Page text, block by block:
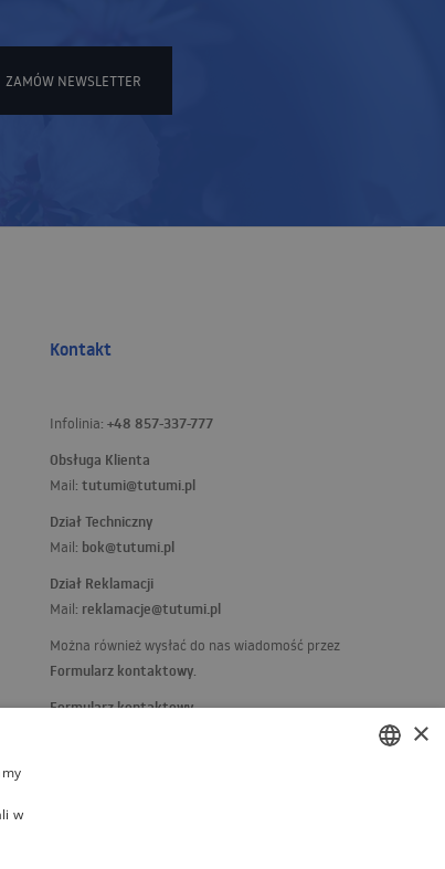
ZAMÓW NEWSLETTER
Kontakt
Infolinia: +48 857-337-777
Obsługa Klienta
Mail: tutumi@tutumi.pl
Dział Techniczny
Mail: bok@tutumi.pl
Dział Reklamacji
Mail: reklamacje@tutumi.pl
Można również wysłać do nas wiadomość przez
Formularz kontaktowy
Formularz kontaktowy
×
w